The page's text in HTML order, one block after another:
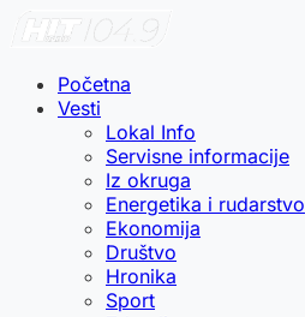
Početna
Vesti
Lokal Info
Servisne informacije
Iz okruga
Energetika i rudarstvo
Ekonomija
Društvo
Hronika
Sport